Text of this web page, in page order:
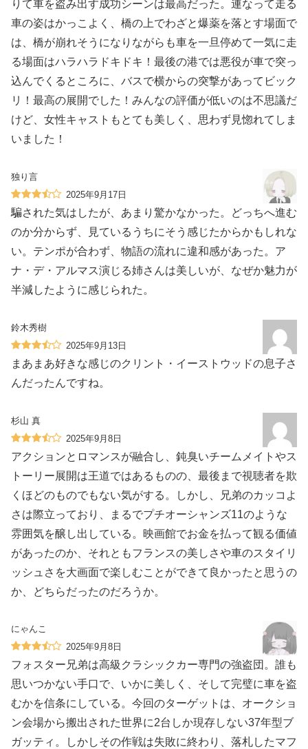
りて車を盗み出す成功シーンは最高だった。連なって走る
車の姿はかっこよく、橋の上でわざと爆薬を落とす場面で
は、橋が崩れそうになりながらも車を一旦停めて一気に走
る場面はハラハラドキドキ！最後の港では悪役が車で突っ
込んでくるところに、バスで横からの突撃があってビック
リ！最高の展開でした！みんなの評価が低いのは不思議だ
けど、女性キャストもとても美しく、思わず見惚れてしま
いました！
独り言
2025年9月17日
騙された気はしたが、あまり驚かなかった。どっちへ進む
のか分からず、見ているうちにそう感じたからかもしれな
い。テンポが合わず、物語の流れに違和感があった。ア
ナ・デ・アルマス演じる姉さんは美しいが、なぜか魅力が
半減したように感じられた。
鈴木秀樹
2025年9月13日
まあまあ好きな感じのクリント・イーストウッドの息子さ
んだったんですね。
杉山 真
2025年9月8日
アクションとロマンスが融合し、鈍臭いチームメイトやス
トーリー展開は王道ではあるものの、最後まで視聴者を欺
くほどのものでもない気がする。しかし、兄弟のカッコよ
さは際立っており、まるでプチオーシャンズ11のような
雰囲気を醸し出している。映画館でお金を払って観る価値
があったのか、それともフランスの美しさや車のスタイリ
ッシュさを大画面で楽しむことができて良かったと思うの
か、どちらだったのだろうか。
にゃんこ
2025年9月8日
フォスター兄弟は高級クラシックカー専門の強盗団。誰も
思いつかない手口で、いかに美しく、そして完璧に車を盗
むかを信条にしている。今回のターゲットは、オークショ
ン会場から搬出された世界に2台しか現存しない37年型ブ
ガッティ。しかしその作戦は失敗に終わり、落札したマフ